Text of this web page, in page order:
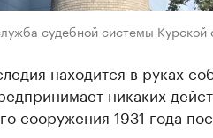
судебной системы Курской
находится в руках
никаких
сооружения 1931 года